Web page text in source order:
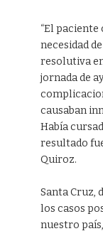
“El
necesidad
resolutiva
jornada de
causaban
Había
resultado
Quiroz.
Santa Cruz,
los casos
nuestro